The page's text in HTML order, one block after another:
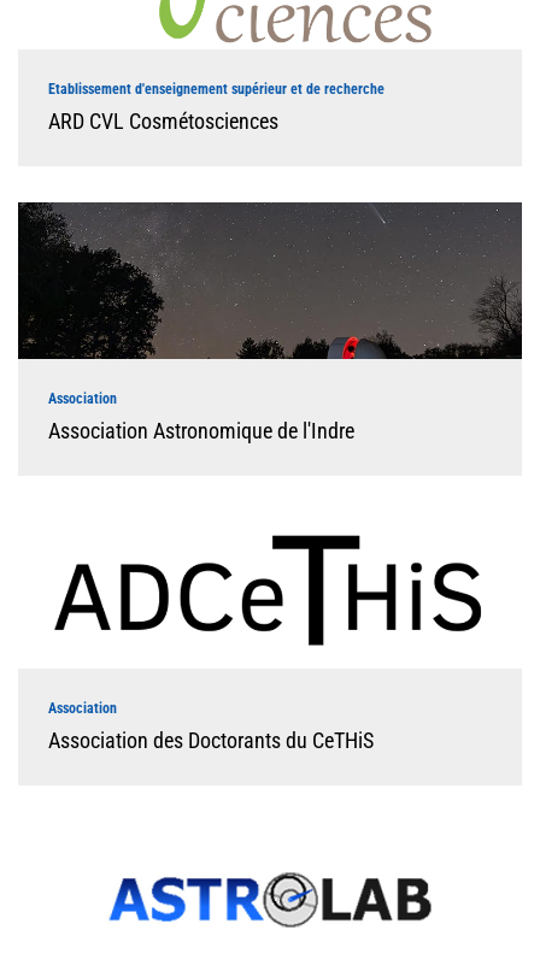
Etablissement d'enseignement supérieur et de recherche
ARD CVL Cosmétosciences
Association
Association Astronomique de l'Indre
Association
Association des Doctorants du CeTHiS